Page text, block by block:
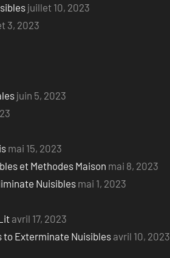
juillet 10, 2023
3, 2023
juin 5, 2023
mai 15, 2023
et Methodes Maison mai 8, 2023
Nuisibles mai 1, 2023
avril 17, 2023
to Exterminate Nuisibles avril 10, 2023